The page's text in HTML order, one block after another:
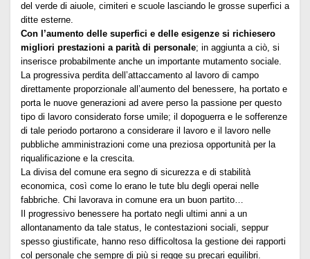
del verde di aiuole, cimiteri e scuole lasciando le grosse superfici a
ditte esterne.
Con l’aumento delle superfici e delle esigenze si richiesero
migliori prestazioni a parità di personale; in aggiunta a ciò, si
inserisce probabilmente anche un importante mutamento sociale.
La progressiva perdita dell’attaccamento al lavoro di campo
direttamente proporzionale all’aumento del benessere, ha portato e
porta le nuove generazioni ad avere perso la passione per questo
tipo di lavoro considerato forse umile; il dopoguerra e le sofferenze
di tale periodo portarono a considerare il lavoro e il lavoro nelle
pubbliche amministrazioni come una preziosa opportunità per la
riqualificazione e la crescita.
La divisa del comune era segno di sicurezza e di stabilità
economica, così come lo erano le tute blu degli operai nelle
fabbriche. Chi lavorava in comune era un buon partito…
Il progressivo benessere ha portato negli ultimi anni a un
allontanamento da tale status, le contestazioni sociali, seppur
spesso giustificate, hanno reso difficoltosa la gestione dei rapporti
col personale che sempre di più si regge su precari equilibri.